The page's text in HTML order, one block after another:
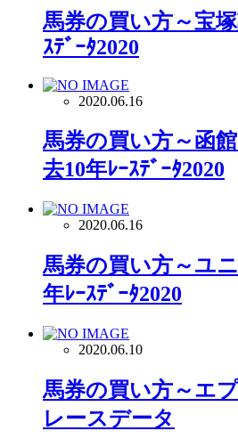
馬券の買い方～宝
ｽﾃﾞｰﾀ2020
2020.06.16
馬券の買い方～函
去10年ﾚｰｽﾃﾞｰﾀ2020
2020.06.16
馬券の買い方～ユ
年ﾚｰｽﾃﾞｰﾀ2020
2020.06.10
馬券の買い方～エ
レースデータ